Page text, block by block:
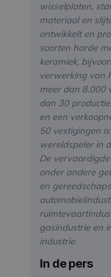
wisselplaten,
materiaal en
ontwikkelt en
soorten harde
keramiek,
verwerking van
meer dan 8.000
dan 30
en een
50 vestigingen
wereldspeler in
De
onder andere
en
gasindustrie en
industrie.
In de pers